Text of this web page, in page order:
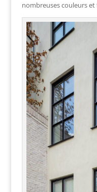
nombreuses couleurs